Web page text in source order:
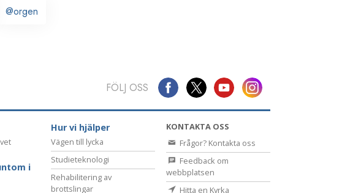
@orgen
FÖLJ OSS
i
Hur vi hjälper
Vägen till lycka
Studieteknologi
Rehabilitering av
brottslingar
KONTAKTA OSS
Frågor? Kontakta oss
Feedback om
webbplatsen
Hitta en Kyrka